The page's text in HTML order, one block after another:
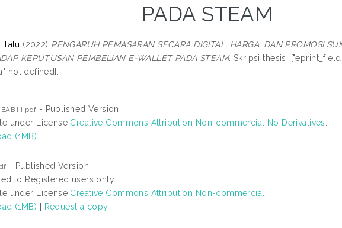
PADA STEAM
Talu (2022) PENGARUH PEMASARAN SECARA DIGITAL, HARGA, DAN PROMOSI
KEPUTUSAN PEMBELIAN E-WALLET PADA STEAM. Skripsi thesis,
not defined].
BAB III.pdf - Published Version
under License Creative Commons Attribution Non-commercial No Derivatives
(1MB)
- Published Version
to Registered users only
under License Creative Commons Attribution Non-commercial
(1MB) | Request a copy